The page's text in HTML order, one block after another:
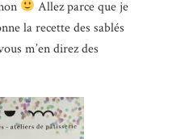
Allez parce que je
la recette des sablés
m’en direz des